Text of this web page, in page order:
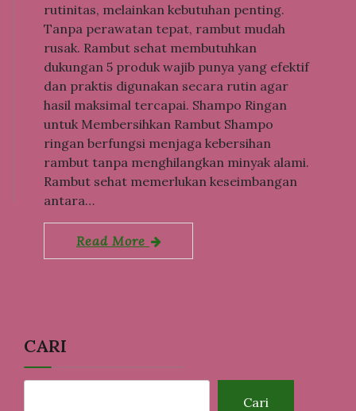
rutinitas, melainkan kebutuhan penting.
Tanpa perawatan tepat, rambut mudah
rusak. Rambut sehat membutuhkan
dukungan 5 produk wajib punya yang efektif
dan praktis digunakan secara rutin agar
hasil maksimal tercapai. Shampo Ringan
untuk Membersihkan Rambut Shampo
ringan berfungsi menjaga kebersihan
rambut tanpa menghilangkan minyak alami.
Rambut sehat memerlukan keseimbangan
antara…
Read More
CARI
Cari